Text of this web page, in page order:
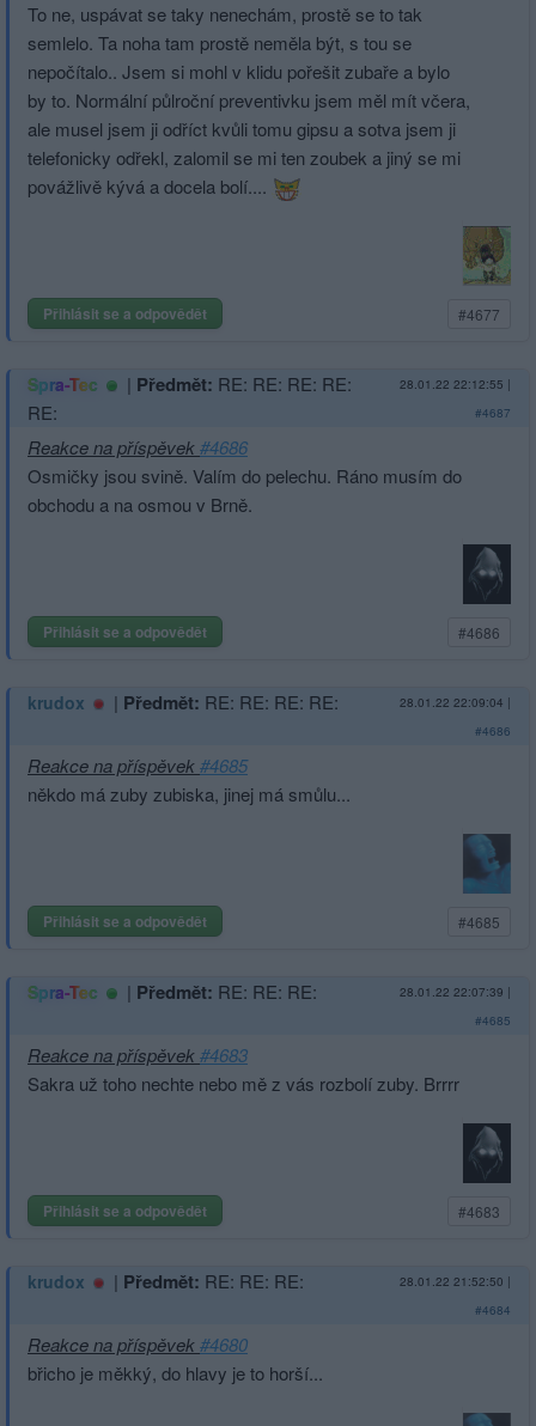
To ne, uspávat se taky nenechám, prostě se to tak
semlelo. Ta noha tam prostě neměla být, s tou se
nepočítalo.. Jsem si mohl v klidu pořešit zubaře a bylo
by to. Normální půlroční preventivku jsem měl mít včera,
ale musel jsem ji odříct kvůli tomu gipsu a sotva jsem ji
telefonicky odřekl, zalomil se mi ten zoubek a jiný se mi
povážlivě kývá a docela bolí....
Přihlásit se a odpovědět #4677
Spra-Tec | Předmět: RE: RE: RE: RE:
RE:
28.01.22 22:12:55 |
#4687
Reakce na příspěvek#4686
Osmičky jsou svině. Valím do pelechu. Ráno musím do
obchodu a na osmou v Brně.
Přihlásit se a odpovědět #4686
krudox | Předmět: RE: RE: RE: RE: 28.01.22 22:09:04 |
#4686
Reakce na příspěvek#4685
někdo má zuby zubiska, jinej má smůlu...
Přihlásit se a odpovědět #4685
Spra-Tec | Předmět: RE: RE: RE: 28.01.22 22:07:39 |
#4685
Reakce na příspěvek#4683
Sakra už toho nechte nebo mě z vás rozbolí zuby. Brrrr
Přihlásit se a odpovědět #4683
krudox | Předmět: RE: RE: RE: 28.01.22 21:52:50 |
#4684
Reakce na příspěvek#4680
břicho je měkký, do hlavy je to horší...